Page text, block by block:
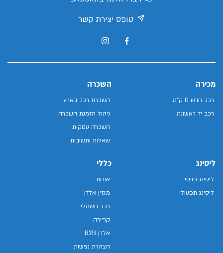
טופס יצירת קשר
מכירה
רכב חדש 0 ק"מ
רכב יד ראשונה
השכרה
השכרת רכב בארץ
ניהול הזמנת השכרה
השכרה עסקית
שאלות ותשובות
ליסינג
ליסינג פרטי
ליסינג תפעולי
כללי
אודות
מגזין אלדן
רכב חשמלי
קריירה
אלדן B2B
הצהרת נגישות